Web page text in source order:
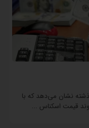
نشان می‌دهد که با
قیمت اسکناس ...